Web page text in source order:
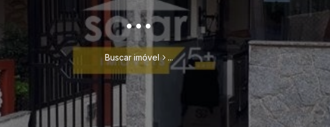
...
Buscar imóvel ...